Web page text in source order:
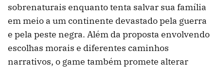
sobrenaturais enquanto tenta salvar sua família
em meio a um continente devastado pela guerra
e pela peste negra. Além da proposta envolvendo
escolhas morais e diferentes caminhos
narrativos, o game também promete alterar